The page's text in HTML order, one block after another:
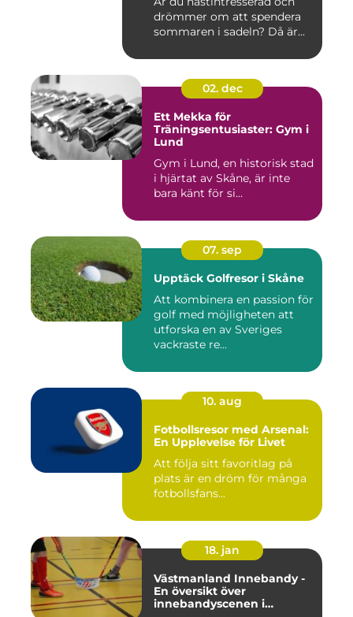
drömmer om att spendera
sommaren i sadeln? Då är...
02. dec
Ett Mekka för
Träningsentusiaster: Gym i
Lund
Gym i Lund, en historisk stad
i hjärtat av Skåne, är inte
bara känt för si...
07. sep
Upptäck Golfresor i Skåne
Att kombinera en passion för
golf med möjligheten att
utforska en av Sveriges
vackraste re...
10. aug
Fotbollsresor med Arsenal:
En Upplevelse för Livet
Att följa sitt favoritlag på
plats är en dröm för många
fotbollsfans...
18. jan
Västmanland Innebandy -
En översikt över
innebandyscenen i